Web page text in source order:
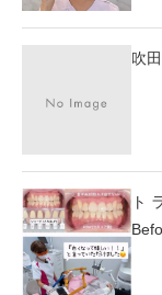
吹
ト